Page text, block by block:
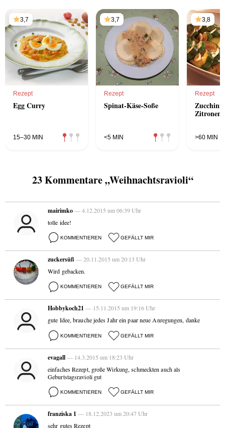
3,7
Rezept
Egg Curry
15–30 MIN
3,7
Rezept
Spinat-Käse-Soße
<5 MIN
3,8
Rezept
Zucchini
>60 MIN
23 Kommentare „Weihnachtsravioli“
mairimko— 4.12.2015 um 06:39 Uhr
tolle idee!
KOMMENTIEREN GEFÄLLT MIR
zuckersüß— 20.11.2015 um 20:13 Uhr
Wird gebacken.
KOMMENTIEREN GEFÄLLT MIR
Hobbykoch21 — 15.11.2015 um 19:16 Uhr
gute Idee, brauche jedes Jahr ein paar neue Anregungen, danke
KOMMENTIEREN GEFÄLLT MIR
evagall— 14.3.2015 um 18:23 Uhr
einfaches Rezept, große Wirkung, schmeckten auch als
Geburtstagsravioli gut
KOMMENTIEREN GEFÄLLT MIR
franziska 1 — 18.12.2023 um 20:47 Uhr
sehr gutes Rezept